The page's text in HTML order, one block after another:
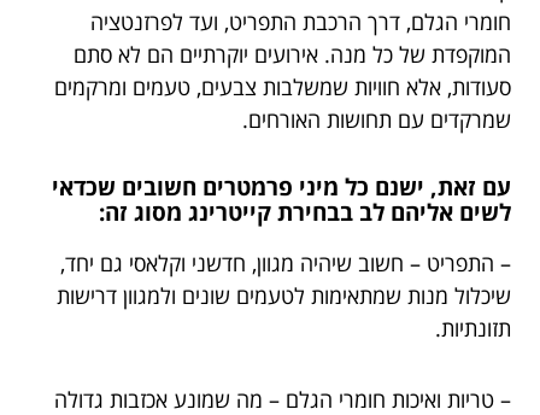
חומרי הגלם, דרך הרכבת התפריט, ועד לפרזנטציה
המוקפדת של כל מנה. אירועים יוקרתיים הם לא סתם
סעודות, אלא חוויות שמשלבות צבעים, טעמים ומרקמים
שמרקדים עם תחושות האורחים.
עם זאת, ישנם כל מיני פרמטרים חשובים שכדאי
לשים אליהם לב בבחירת קייטרינג מסוג זה:
– התפריט – חשוב שיהיה מגוון, חדשני וקלאסי גם יחד,
שיכלול מנות שמתאימות לטעמים שונים ולמגוון דרישות
תזונתיות.
– טריות ואיכות חומרי הגלם – מה שמונע אכזבות גדולה